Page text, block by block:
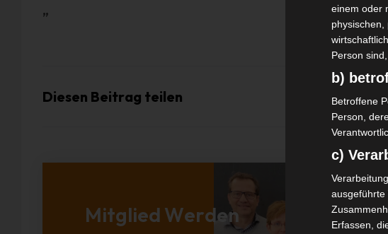
„
Diesen Beitrag teilen
Mitglied Werden
einem oder
physischen,
Person
b)
Betroffene
Person,
c)
ausgeführte
Erfassen,